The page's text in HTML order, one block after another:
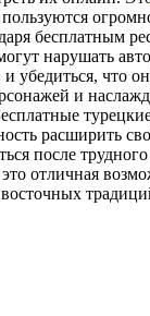
бесплатным
нарушать
что
и
расширить
после
отличная